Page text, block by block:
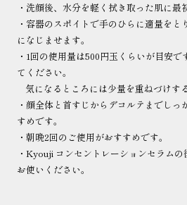
・洗顔後、水分を軽く拭き取った肌に最
・容器のスポイトで手のひらに適量を
になじませます。
・1回の使用量は500円玉くらいが目安
てください。
気になるところには少量を重ねづけす
・顔全体と首すじからデコルテまでし
すめです。
・朝晩2回のご使用がおすすめです。
・Kyouji コンセントレーションセラム
お使いください。